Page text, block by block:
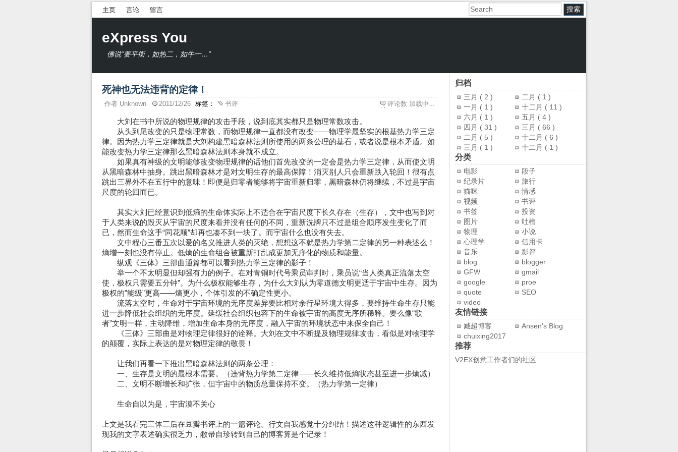
主页 言论 留言
eXpress You
佛说“要平衡，如热二，如牛一…”
死神也无法违背的定律！
作者 Unknown 2011/12/26 标签： 书评 评论数 加载中...
大刘在书中所说的物理规律的攻击手段，说到底其实都只是物理常数攻击。
从头到尾改变的只是物理常数，而物理规律一直都没有改变——物理学最坚实的根基热力学三定
律。因为热力学三定律就是大刘构建黑暗森林法则所使用的两条公理的基石，或者说是根本矛盾。如
能改变热力学三定律那么黑暗森林法则本身就不成立。
如果真有神级的文明能够改变物理规律的话他们首先改变的一定会是热力学三定律，从而使文明
从黑暗森林中抽身。跳出黑暗森林才是对文明生存的最高保障！消灭别人只会重新跌入轮回！很有点
跳出三界外不在五行中的意味！即便是归零者能够将宇宙重新归零，黑暗森林仍将继续，不过是宇宙
尺度的轮回而已。
其实大刘已经意识到低熵的生命体实际上不适合在宇宙尺度下长久存在（生存），文中也写到对
于人类来说的毁灭从宇宙的尺度来看并没有任何的不同，重新洗牌只不过是组合顺序发生变化了而
已，然而生命这手“同花顺”却再也凑不到一块了。而宇宙什么也没有失去。
文中程心三番五次以爱的名义推进人类的灭绝，想想这不就是热力学第二定律的另一种表述么！
熵增一刻也没有停止。低熵的生命组合被重新打乱成更加无序化的物质和能量。
纵观《三体》三部曲通篇都可以看到热力学三定律的影子！
举一个不太明显但却强有力的例子。在对青铜时代号乘员审判时，乘员说“当人类真正流落太空
使，极权只需要五分钟”。为什么极权能够生存，为什么大刘认为零道德文明更适于宇宙中生存。因为
极权的”能级”更高——熵更小，个体引发的不确定性更小。
流落太空时，生命对于宇宙环境的无序度差异要比相对余行星环境大得多，要维持生命生存只能
进一步降低社会组织的无序度。延缓社会组织包容下的生命被宇宙的高度无序所稀释。要么像“歌
者”文明一样，主动降维，增加生命本身的无序度，融入宇宙的环境状态中来保全自己！
《三体》三部曲是对物理定律很好的诠释。大刘在文中不断提及物理规律攻击，看似是对物理学
的颠覆，实际上表达的是对物理定律的敬畏！
让我们再看一下推出黑暗森林法则的两条公理：
一、生存是文明的最根本需要。（违背热力学第二定律——长久维持低熵状态甚至进一步熵减）
二、文明不断增长和扩张，但宇宙中的物质总量保持不变。（热力学第一定律）
生命自以为是，宇宙漠不关心
上文是我看完三体三后在豆瓣书评上的一篇评论。行文自我感觉十分纠结！描述这种逻辑性的东西发
现我的文字表述确实很乏力，敝帚自珍转到自己的博客算是个记录！
归档
三月 ( 2 ) 二月 ( 1 )
一月 ( 1 ) 十二月 ( 11 )
六月 ( 1 ) 五月 ( 4 )
四月 ( 31 ) 三月 ( 66 )
二月 ( 5 ) 十二月 ( 6 )
三月 ( 1 ) 十二月 ( 1 )
分类
电影
段子
纪录片
旅行
猫咪
情感
视频
书评
书签
投资
图片
吐槽
物理
小说
心理学
信用卡
音乐
影评
blog
blogger
GFW
gmail
google
proe
quote
SEO
video
友情链接
臧超博客
Ansen's Blog
chuixing2017
推荐
V2EX创意工作者们的社区